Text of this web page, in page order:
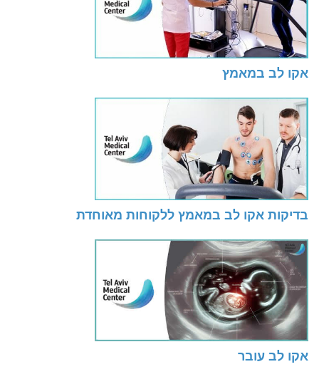
אקו לב במאמץ
בדיקות אקו לב במאמץ ללקוחות מאוחדת
אקו לב עובר